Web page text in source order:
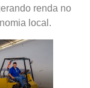
renda no
local.